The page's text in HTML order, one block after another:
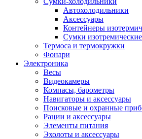
Автохолодильники
Аксессуары
Контейнеры
Сумки изотремические
Термоса и термокружки
Фонари
Электроника
Весы
Видеокамеры
Компасы, барометры
Навигаторы и аксессуары
Поисковые и охранные
Рации и аксессуары
Элементы питания
Эхолоты и аксессуары